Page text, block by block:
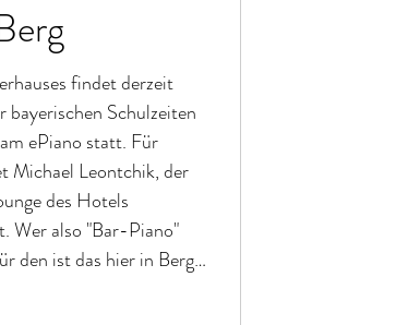
findet derzeit
Schulzeiten
ePiano statt. Für
des Hotels
Wer also "Bar-Piano"
den ist das hier in Berg